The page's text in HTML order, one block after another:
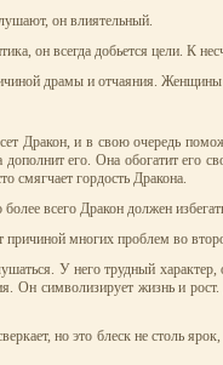
он влиятельный.
он всегда добьется цели. К
драмы и отчаяния. Женщины
Дракон, и в свою очередь
его. Она обогатит его
смягчает гордость Дракона.
всего Дракон должен
причиной многих проблем во
У него трудный
Он символизирует жизнь и
но это блеск не столь